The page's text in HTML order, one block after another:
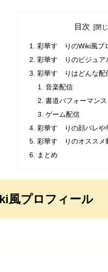
目次
彩華すゞりのWiki風プ
彩華すゞりのビジュア
彩華すゞりはどんな配
音楽配信
書道パフォーマンス
ゲーム配信
彩華すゞりの顔バレや
彩華すゞりのオススメ
まとめ
風プロフィール